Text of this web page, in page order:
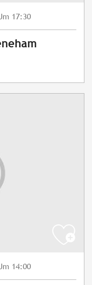
17:30
14:00